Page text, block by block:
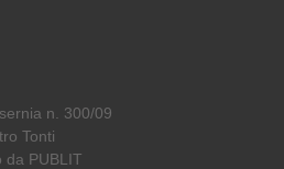
n. 300/09
Tonti
da PUBLIT